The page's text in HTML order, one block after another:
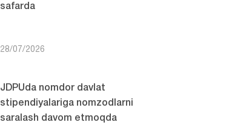
safarda
28/07/2026
JDPUda nomdor davlat
stipendiyalariga nomzodlarni
saralash davom etmoqda